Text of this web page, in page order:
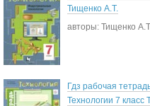
Тищенко А.Т.
авторы: Тищенко
Гдз рабочая
Технологии 7 класс